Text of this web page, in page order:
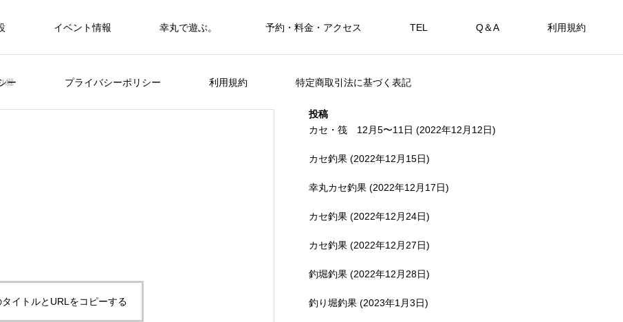
イベント情報 幸丸で遊ぶ。 予約・料金・アクセス TEL Q＆A 利用規約
ー プライバシーポリシー 利用規約 特定商取引法に基づく表記
筏・カセ
に没頭できます。
SHOP
堀
タイトルとURLをコピーする
投稿
カセ・筏 12月5〜11日 (2022年12月12日)
カセ釣果 (2022年12月15日)
幸丸カセ釣果 (2022年12月17日)
カセ釣果 (2022年12月24日)
カセ釣果 (2022年12月27日)
釣堀釣果 (2022年12月28日)
釣り堀釣果 (2023年1月3日)